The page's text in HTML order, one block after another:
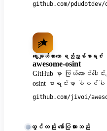
github.com/pdudotdev/
ရွေးချယ်ထားသော ရည်ညွှန်းစာရင်း
awesome-osint
GitHub မှာ ကြယ်ထောင်ပေါင်း
osint စာရင်းမှာ ပါဝင်
တွင်လည်း ဖော်ပြထားသည်